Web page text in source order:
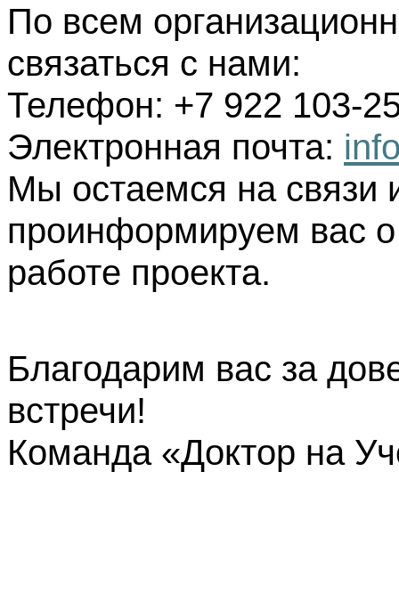
По всем
связаться с нами:
Телефон: +7 922 103-
Электронная почта:
Мы остаемся на связи
проинформируем вас
работе проекта.
Благодарим вас за
встречи!
Команда «Доктор на